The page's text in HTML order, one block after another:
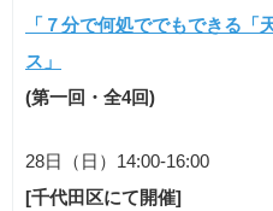
「７分で何処ででもできる
ス」
(第一回・全4回)
28日（日）14:00-16:00
[千代田区にて開催]